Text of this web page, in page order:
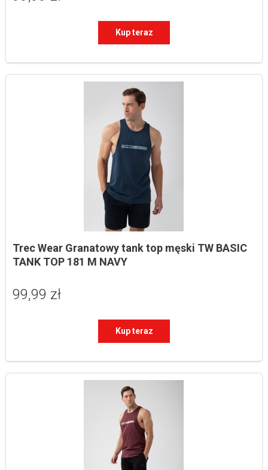
Kup teraz
Trec Wear Granatowy tank top męski TW BASIC
TANK TOP 181 M NAVY
99,99 zł
Kup teraz